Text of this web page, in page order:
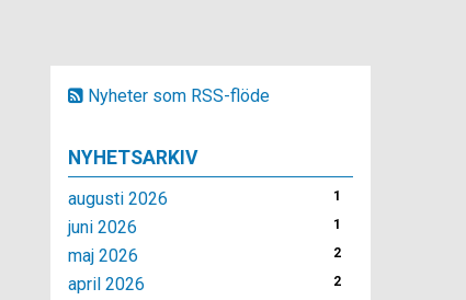
Nyheter som RSS-flöde
NYHETSARKIV
augusti 2026 1
juni 2026 1
maj 2026 2
april 2026 2